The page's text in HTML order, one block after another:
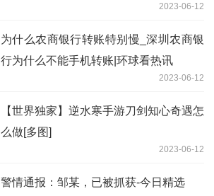
2023-06-12
为什么农商银行转账特别慢_深圳农商银
行为什么不能手机转账|环球看热讯
2023-06-12
【世界独家】逆水寒手游刀剑知心奇遇怎
么做[多图]
2023-06-12
警情通报：邹某，已被抓获-今日精选